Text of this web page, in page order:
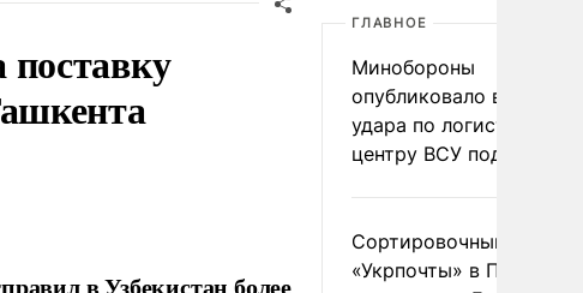
ГЛАВНОЕ
Минобороны
опубликовало видео
удара по
центру ВСУ под Киевом
Сортировочный пункт
«Укрпочты» в